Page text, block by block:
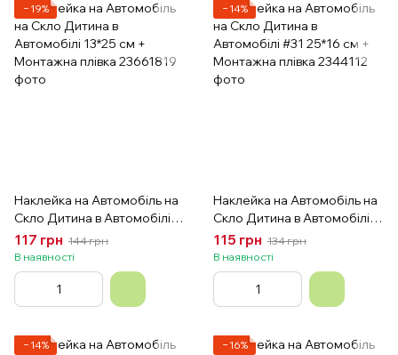
−19%
Наклейка на Автомобіль на
Скло Дитина в Автомобілі
13*25 см + Монтажна плівка
117 грн 144 грн
В наявності
−14%
Наклейка на Автомобіль на
Скло Дитина в Автомобілі
#31 25*16 см + Монтажна
плівка
115 грн 134 грн
В наявності
−14% −16%